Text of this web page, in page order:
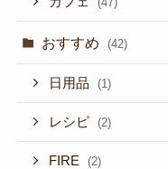
おすすめ (42)
日用品 (1)
レシピ (2)
FIRE (2)